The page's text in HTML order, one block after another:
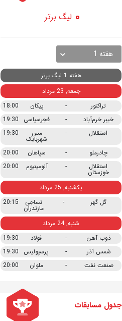
لیگ برتر
هفته 1
هفته 1 لیگ برتر
جمعه, 23 مرداد
تراکتور
- پیکان
18:00
خیبر خرم‌آباد
- فجرسپاسی
19:30
استقلال
- مس
شهربابک
19:30
چادرملو - سپاهان
20:00
استقلال
خوزستان
- آلومینیوم 20:00
یکشنبه, 25 مرداد
گل گهر
- نساجی
مازندران
20:15
شنبه, 24 مرداد
ذوب آهن
- فولاد
19:30
شمس آذر
- پرسپولیس
19:30
صنعت نفت
- ملوان 20:00
جدول مسابقات